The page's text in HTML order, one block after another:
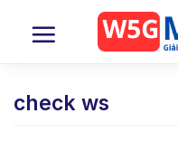
check ws